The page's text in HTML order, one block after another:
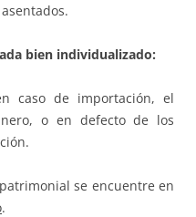
bien individualizado:
caso de importación, el
o en defecto de los
se encuentre en
.